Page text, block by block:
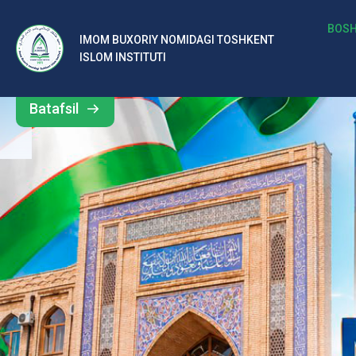
IMOM BUXORIY NOMIDAGI TOSHKENT
ISLOM INSTITUTI
b
al
ar
o‘
rt
a
si
d
Barcha
yangiliklar
Batafsil